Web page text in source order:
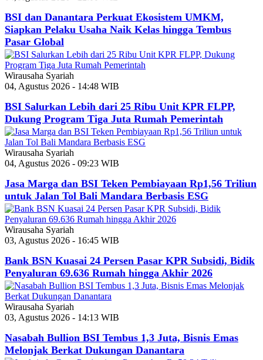
BSI dan Danantara Perkuat Ekosistem UMKM,
Siapkan Pelaku Usaha Naik Kelas hingga Tembus
Pasar Global
Wirausaha Syariah
04, Agustus 2026 - 14:48 WIB
BSI Salurkan Lebih dari 25 Ribu Unit KPR FLPP,
Dukung Program Tiga Juta Rumah Pemerintah
Wirausaha Syariah
04, Agustus 2026 - 09:23 WIB
Jasa Marga dan BSI Teken Pembiayaan Rp1,56 Triliun
untuk Jalan Tol Bali Mandara Berbasis ESG
Wirausaha Syariah
03, Agustus 2026 - 16:45 WIB
Bank BSN Kuasai 24 Persen Pasar KPR Subsidi, Bidik
Penyaluran 69.636 Rumah hingga Akhir 2026
Wirausaha Syariah
03, Agustus 2026 - 14:13 WIB
Nasabah Bullion BSI Tembus 1,3 Juta, Bisnis Emas
Melonjak Berkat Dukungan Danantara